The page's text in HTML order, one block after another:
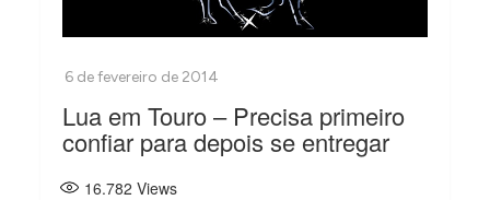
Lua em Touro – Precisa primeiro
confiar para depois se entregar
16.782 Views